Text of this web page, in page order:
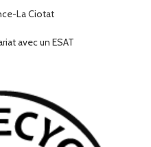
La Ciotat
avec un ESAT